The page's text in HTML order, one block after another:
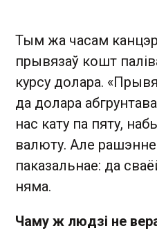
Тым жа часам
прывязаў кошт
курсу долара.
да долара
нас кату па пяту,
валюту. Але
паказальнае: да
няма.
Чаму ж людзі не